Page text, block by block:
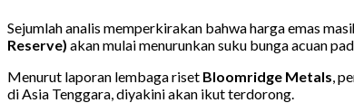
Sejumlah analis memperkirakan bahwa harga emas
Reserve) akan mulai menurunkan suku bunga acuan
Menurut laporan lembaga riset Bloomridge Metals,
di Asia Tenggara, diyakini akan ikut terdorong.